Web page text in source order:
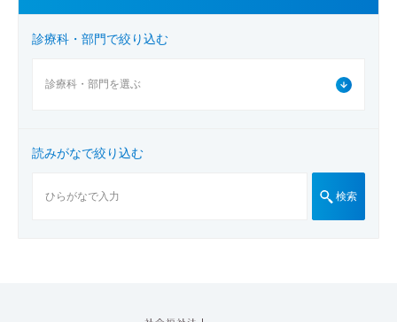
診療科・部門で絞り込む
読みがなで絞り込む
検索